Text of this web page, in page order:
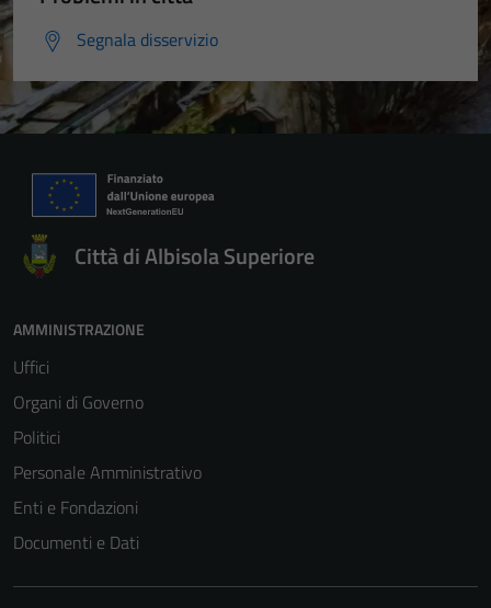
Segnala disservizio
Città di Albisola Superiore
AMMINISTRAZIONE
Uffici
Organi di Governo
Politici
Personale Amministrativo
Enti e Fondazioni
Documenti e Dati